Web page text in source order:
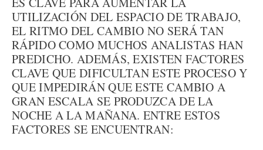
UTILIZACIÓN DEL ESPACIO DE TRABAJO,
EL RITMO DEL CAMBIO NO SERÁ TAN
RÁPIDO COMO MUCHOS ANALISTAS HAN
PREDICHO. ADEMÁS, EXISTEN FACTORES
CLAVE QUE DIFICULTAN ESTE PROCESO Y
QUE IMPEDIRÁN QUE ESTE CAMBIO A
GRAN ESCALA SE PRODUZCA DE LA
NOCHE A LA MAÑANA. ENTRE ESTOS
FACTORES SE ENCUENTRAN: